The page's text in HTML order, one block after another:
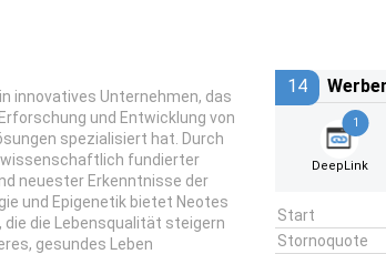
innovatives Unternehmen, das
und Entwicklung von
spezialisiert hat. Durch
wissenschaftlich fundierter
neuester Erkenntnisse der
und Epigenetik bietet Neotes
die die Lebensqualität steigern
gesundes Leben
14
1
DeepLink
Start
Stornoquote